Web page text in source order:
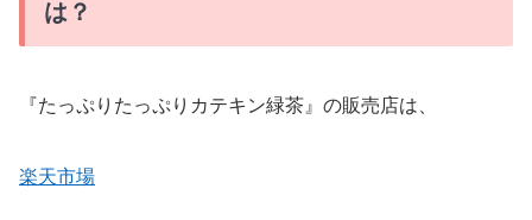
は？
『たっぷりたっぷりカテキン緑茶』の販売店は、
楽天市場